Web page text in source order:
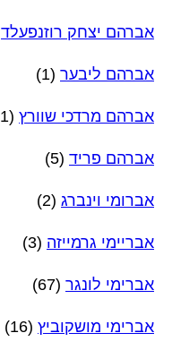
אברהם יצחק רוזנפעלד
אברהם ליבער (1)
אברהם מרדכי שוורץ (1)
אברהם פריד (5)
אברומי וינברג (2)
אבריימי גרמייזה (3)
אברימי לונגר (67)
אברימי מושקוביץ (16)